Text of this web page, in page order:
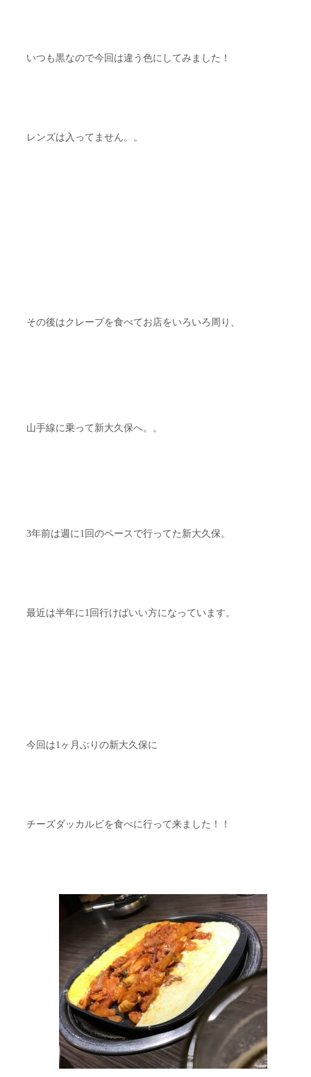
いつも黒なので今回は違う色にしてみました！
レンズは入ってません。。
その後はクレープを食べてお店をいろいろ周り、
山手線に乗って新大久保へ。。
3年前は週に1回のペースで行ってた新大久保。
最近は半年に1回行けばいい方になっています。
今回は1ヶ月ぶりの新大久保に
チーズダッカルビを食べに行って来ました！！